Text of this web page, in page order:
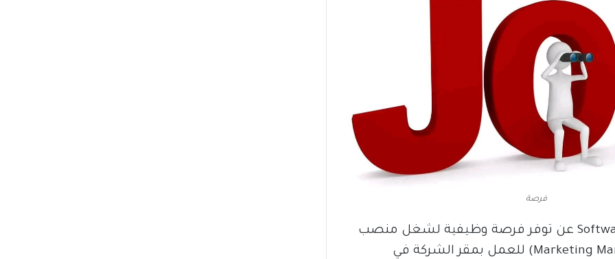
فرصة
أعلنت شركة SoftwarePlus عن توفر فرصة وظيفية لشغل منصب
مدير تسويق (Marketing Manager) للعمل بمقر الشركة في